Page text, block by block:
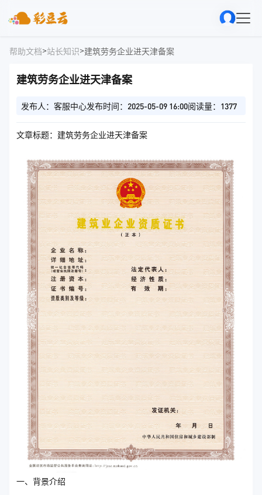
帮助文档>站长知识>建筑劳务企业进天津备案
建筑劳务企业进天津备案
发布人：客服中心发布时间：2025-05-09 16:00阅读量：1377
文章标题：建筑劳务企业进天津备案
一、背景介绍